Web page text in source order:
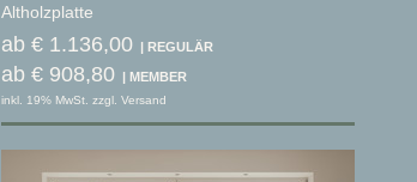
Altholzplatte
ab € 1.136,00
ab € 908,80
inkl. 19% MwSt. zzgl. Versand